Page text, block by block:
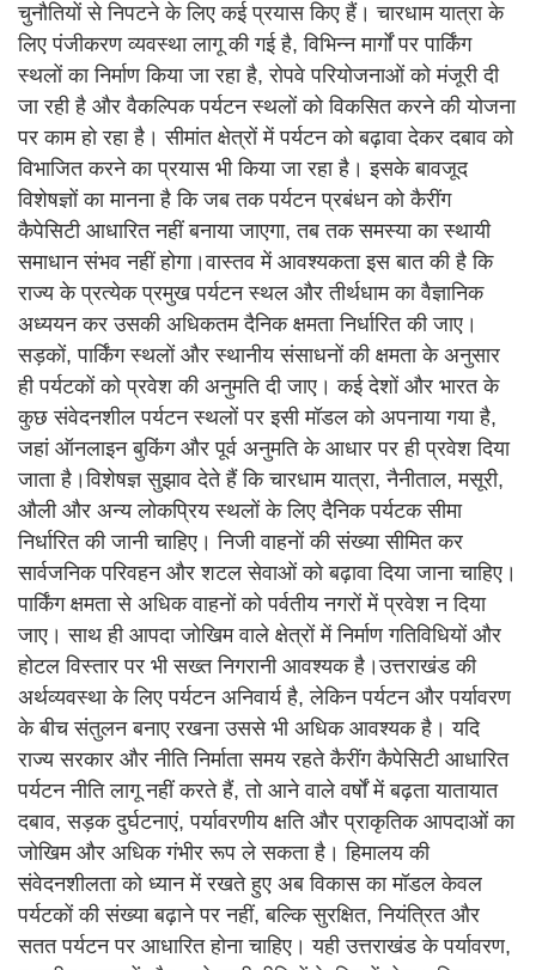
चुनौतियों से निपटने के लिए कई प्रयास किए हैं। चारधाम यात्रा के
लिए पंजीकरण व्यवस्था लागू की गई है, विभिन्न मार्गों पर पार्किंग
स्थलों का निर्माण किया जा रहा है, रोपवे परियोजनाओं को मंजूरी दी
जा रही है और वैकल्पिक पर्यटन स्थलों को विकसित करने की योजना
पर काम हो रहा है। सीमांत क्षेत्रों में पर्यटन को बढ़ावा देकर दबाव को
विभाजित करने का प्रयास भी किया जा रहा है। इसके बावजूद
विशेषज्ञों का मानना है कि जब तक पर्यटन प्रबंधन को कैरींग
कैपेसिटी आधारित नहीं बनाया जाएगा, तब तक समस्या का स्थायी
समाधान संभव नहीं होगा।वास्तव में आवश्यकता इस बात की है कि
राज्य के प्रत्येक प्रमुख पर्यटन स्थल और तीर्थधाम का वैज्ञानिक
अध्ययन कर उसकी अधिकतम दैनिक क्षमता निर्धारित की जाए।
सड़कों, पार्किंग स्थलों और स्थानीय संसाधनों की क्षमता के अनुसार
ही पर्यटकों को प्रवेश की अनुमति दी जाए। कई देशों और भारत के
कुछ संवेदनशील पर्यटन स्थलों पर इसी मॉडल को अपनाया गया है,
जहां ऑनलाइन बुकिंग और पूर्व अनुमति के आधार पर ही प्रवेश दिया
जाता है।विशेषज्ञ सुझाव देते हैं कि चारधाम यात्रा, नैनीताल, मसूरी,
औली और अन्य लोकप्रिय स्थलों के लिए दैनिक पर्यटक सीमा
निर्धारित की जानी चाहिए। निजी वाहनों की संख्या सीमित कर
सार्वजनिक परिवहन और शटल सेवाओं को बढ़ावा दिया जाना चाहिए।
पार्किंग क्षमता से अधिक वाहनों को पर्वतीय नगरों में प्रवेश न दिया
जाए। साथ ही आपदा जोखिम वाले क्षेत्रों में निर्माण गतिविधियों और
होटल विस्तार पर भी सख्त निगरानी आवश्यक है।उत्तराखंड की
अर्थव्यवस्था के लिए पर्यटन अनिवार्य है, लेकिन पर्यटन और पर्यावरण
के बीच संतुलन बनाए रखना उससे भी अधिक आवश्यक है। यदि
राज्य सरकार और नीति निर्माता समय रहते कैरींग कैपेसिटी आधारित
पर्यटन नीति लागू नहीं करते हैं, तो आने वाले वर्षों में बढ़ता यातायात
दबाव, सड़क दुर्घटनाएं, पर्यावरणीय क्षति और प्राकृतिक आपदाओं का
जोखिम और अधिक गंभीर रूप ले सकता है। हिमालय की
संवेदनशीलता को ध्यान में रखते हुए अब विकास का मॉडल केवल
पर्यटकों की संख्या बढ़ाने पर नहीं, बल्कि सुरक्षित, नियंत्रित और
सतत पर्यटन पर आधारित होना चाहिए। यही उत्तराखंड के पर्यावरण,